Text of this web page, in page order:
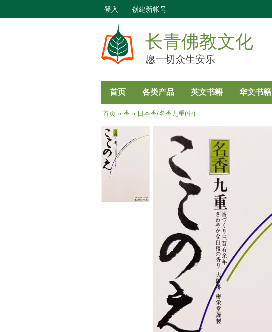
登入 创建新帐号
长青佛教文化
愿一切众生安乐
首页 各类产品 英文书籍 华文书籍
当前位置
首页» 香 » 日本香/名香九重(中)